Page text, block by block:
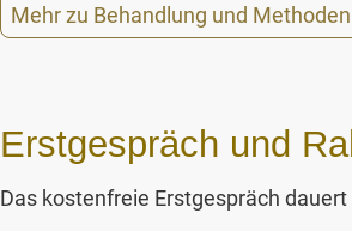
Mehr zu Behandlung und Methoden
Erstgespräch und
Das kostenfreie Erstgespräch dauert